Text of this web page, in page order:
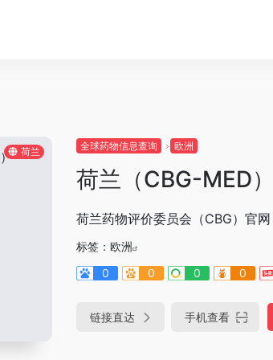
荷兰 全球药物信息查询 欧洲
荷兰（CBG-MED）
荷兰药物评价委员会（CBG）官
标签： 欧洲
0
0 0 0
链接直达 手机查看